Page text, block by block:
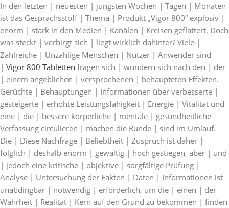
In den letzten | neuesten | jüngsten Wochen | Tagen | Monaten
ist das Gesprächsstoff | Thema | Produkt „Vigor 800“ explosiv |
enorm | stark in den Medien | Kanälen | Kreisen geflattert. Doch
was steckt | verbirgt sich | liegt wirklich dahinter? Viele |
Zahlreiche | Unzählige Menschen | Nutzer | Anwender sind
| Vigor 800 Tabletten fragen sich | wundern sich nach den | der
| einem angeblichen | versprochenen | behaupteten Effekten.
Gerüchte | Behauptungen | Informationen über verbesserte |
gesteigerte | erhöhte Leistungsfähigkeit | Energie | Vitalität und
eine | die | bessere körperliche | mentale | gesundheitliche
Verfassung circulieren | machen die Runde | sind im Umlauf.
Die | Diese Nachfrage | Beliebtheit | Zuspruch ist daher |
folglich | deshalb enorm | gewaltig | hoch gestiegen, aber | und
| jedoch eine kritische | objektive | sorgfältige Prüfung |
Analyse | Untersuchung der Fakten | Daten | Informationen ist
unabdingbar | notwendig | erforderlich, um die | einen | der
Wahrheit | Realität | Kern auf den Grund zu bekommen | finden